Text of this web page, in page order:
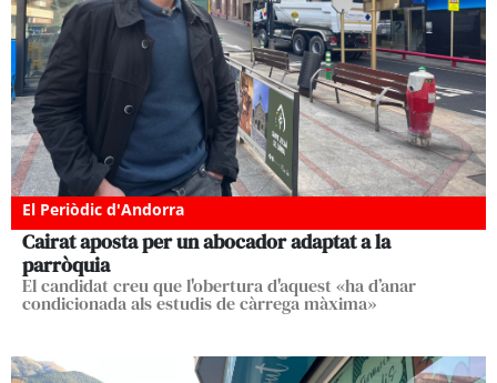
El Periòdic d'Andorra
Cairat aposta per un abocador adaptat a la
parròquia
El candidat creu que l'obertura d'aquest «ha d’anar
condicionada als estudis de càrrega màxima»